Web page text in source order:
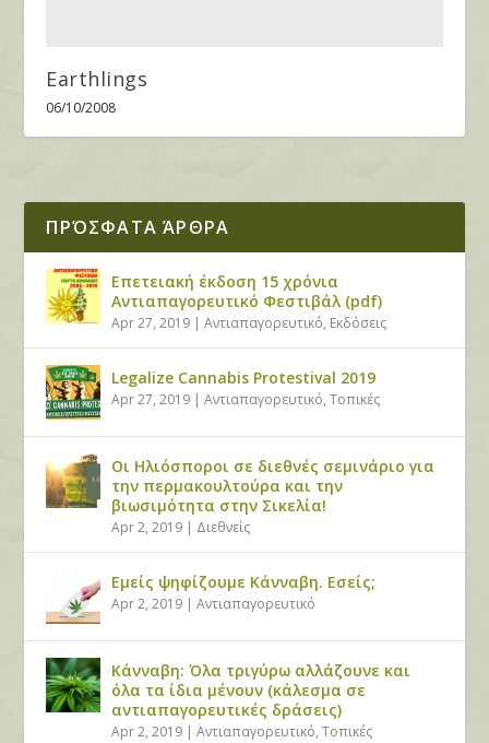
Earthlings
06/10/2008
ΠΡΌΣΦΑΤΑ ΆΡΘΡΑ
Επετειακή έκδοση 15 χρόνια
Αντιαπαγορευτικό Φεστιβάλ (pdf)
Apr 27, 2019 |Αντιαπαγορευτικό, Εκδόσεις
Legalize Cannabis Protestival 2019
Apr 27, 2019 |Αντιαπαγορευτικό,Τοπικές
Οι Ηλιόσποροι σε διεθνές σεμινάριο για
την περμακουλτούρα και την
βιωσιμότητα στην Σικελία!
Apr 2, 2019 | Διεθνείς
Εμείς ψηφίζουμε Κάνναβη. Εσείς;
Apr 2, 2019 |Αντιαπαγορευτικό
Κάνναβη: Όλα τριγύρω αλλάζουνε και
όλα τα ίδια μένουν (κάλεσμα σε
αντιαπαγορευτικές δράσεις)
Apr 2, 2019 |Αντιαπαγορευτικό,Τοπικές